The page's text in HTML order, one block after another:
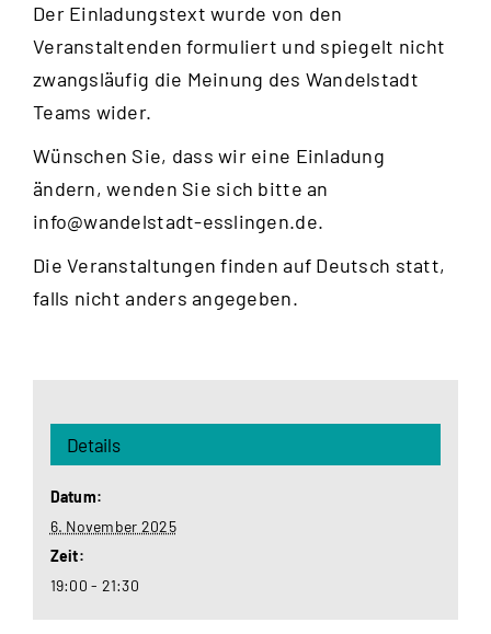
Der Einladungstext wurde von den
Veranstaltenden formuliert und spiegelt nicht
zwangsläufig die Meinung des Wandelstadt
Teams wider.
Wünschen Sie, dass wir eine Einladung
ändern, wenden Sie sich bitte an
info@wandelstadt-esslingen.de.
Die Veranstaltungen finden auf Deutsch statt,
falls nicht anders angegeben.
Details
Datum:
6. November 2025
Zeit:
19:00 - 21:30